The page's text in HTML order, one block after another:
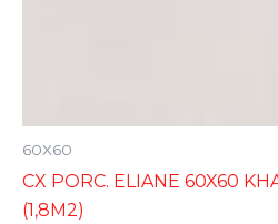
60X60
CX PORC. ELIANE 60X60
(1,8M2)